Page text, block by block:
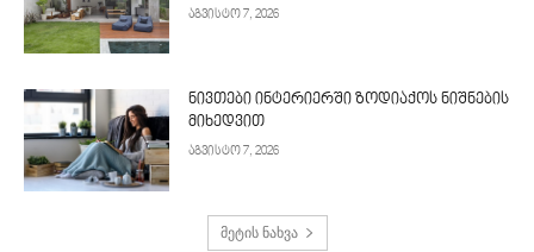
აგვისტო 7, 2026
ნივთები ინტერიერში ზოდიაქოს ნიშნების
მიხედვით
აგვისტო 7, 2026
მეტის ნახვა